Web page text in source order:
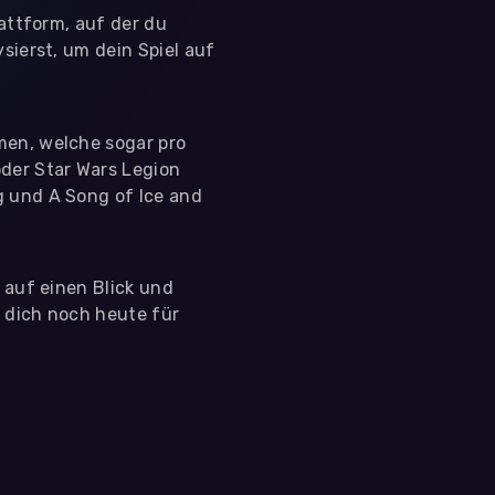
auf der du
um dein Spiel auf
welche sogar pro
Star Wars Legion
und A Song of Ice and
auf einen Blick und
dich noch heute für